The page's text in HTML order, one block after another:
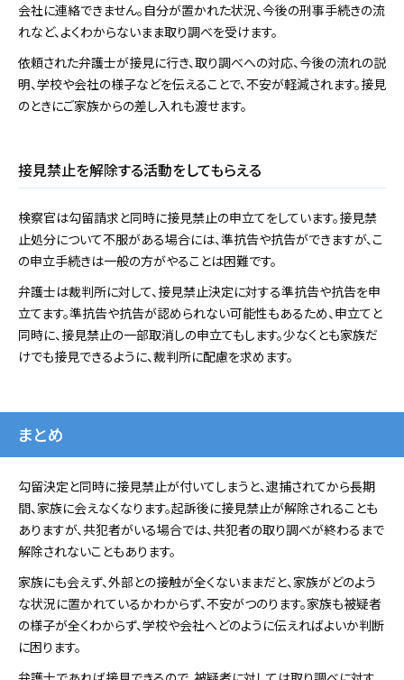
会社に連絡できません。自分が置かれた状況、今後の刑事手続きの流
れなど、よくわからないまま取り調べを受けます。
依頼された弁護士が接見に行き、取り調べへの対応、今後の流れの説
明、学校や会社の様子などを伝えることで、不安が軽減されます。接見
のときにご家族からの差し入れも渡せます。
接見禁止を解除する活動をしてもらえる
検察官は勾留請求と同時に接見禁止の申立てをしています。接見禁
止処分について不服がある場合には、準抗告や抗告ができますが、こ
の申立手続きは一般の方がやることは困難です。
弁護士は裁判所に対して、接見禁止決定に対する準抗告や抗告を申
立てます。準抗告や抗告が認められない可能性もあるため、申立てと
同時に、接見禁止の一部取消しの申立てもします。少なくとも家族だ
けでも接見できるように、裁判所に配慮を求めます。
まとめ
勾留決定と同時に接見禁止が付いてしまうと、逮捕されてから長期
間、家族に会えなくなります。起訴後に接見禁止が解除されることも
ありますが、共犯者がいる場合では、共犯者の取り調べが終わるまで
解除されないこともあります。
家族にも会えず、外部との接触が全くないままだと、家族がどのよう
な状況に置かれているかわからず、不安がつのります。家族も被疑者
の様子が全くわからず、学校や会社へどのように伝えればよいか判断
に困ります。